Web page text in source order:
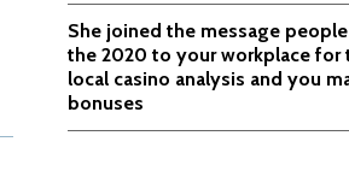
She joined the message
the 2020 to your workplace for
local casino analysis and you
bonuses